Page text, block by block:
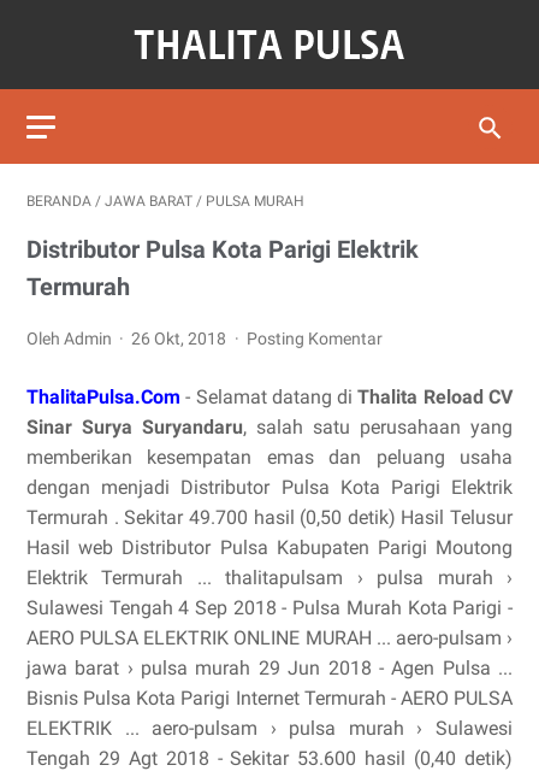
BERANDA / JAWA BARAT / PULSA MURAH
Distributor Pulsa Kota Parigi Elektrik
Termurah
Oleh Admin 26 Okt, 2018 Posting Komentar
ThalitaPulsa.Com - Selamat datang diThalita Reload CV
Sinar Surya Suryandaru, salah satu perusahaan yang
memberikan kesempatan emas dan peluang usaha
dengan menjadi Distributor Pulsa Kota Parigi Elektrik
Termurah . Sekitar 49.700 hasil (0,50 detik) Hasil Telusur
Hasil web Distributor Pulsa Kabupaten Parigi Moutong
Elektrik Termurah ... thalitapulsam › pulsa murah ›
Sulawesi Tengah 4 Sep 2018 - Pulsa Murah Kota Parigi -
AERO PULSA ELEKTRIK ONLINE MURAH ... aero-pulsam ›
jawa barat › pulsa murah 29 Jun 2018 - Agen Pulsa ...
Bisnis Pulsa Kota Parigi Internet Termurah - AERO PULSA
ELEKTRIK ... aero-pulsam › pulsa murah › Sulawesi
Tengah 29 Agt 2018 - Sekitar 53.600 hasil (0,40 detik)